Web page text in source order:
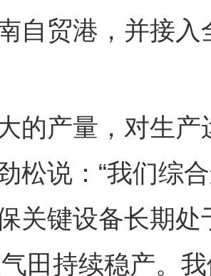
自贸港，并接
产量，对生产
松说：“我们综
关键设备长期处
气田持续稳产。